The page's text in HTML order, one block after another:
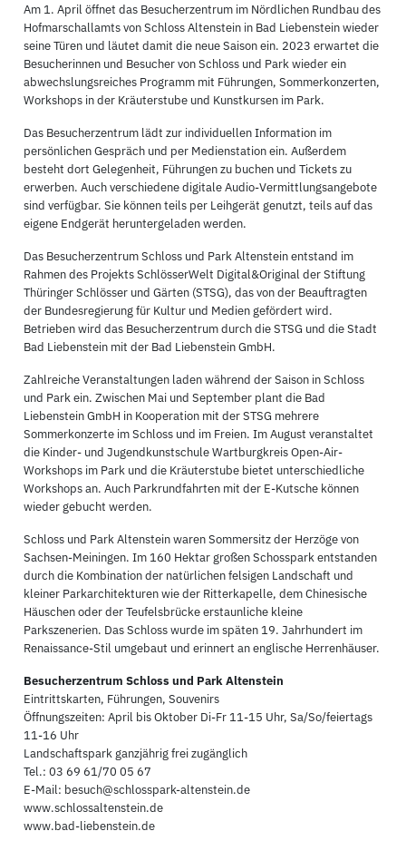
Am 1. April öffnet das Besucherzentrum im Nördlichen Rundbau des
Hofmarschallamts von Schloss Altenstein in Bad Liebenstein wieder
seine Türen und läutet damit die neue Saison ein. 2023 erwartet die
Besucherinnen und Besucher von Schloss und Park wieder ein
abwechslungsreiches Programm mit Führungen, Sommerkonzerten,
Workshops in der Kräuterstube und Kunstkursen im Park.
Das Besucherzentrum lädt zur individuellen Information im
persönlichen Gespräch und per Medienstation ein. Außerdem
besteht dort Gelegenheit, Führungen zu buchen und Tickets zu
erwerben. Auch verschiedene digitale Audio-Vermittlungsangebote
sind verfügbar. Sie können teils per Leihgerät genutzt, teils auf das
eigene Endgerät heruntergeladen werden.
Das Besucherzentrum Schloss und Park Altenstein entstand im
Rahmen des Projekts SchlösserWelt Digital&Original der Stiftung
Thüringer Schlösser und Gärten (STSG), das von der Beauftragten
der Bundesregierung für Kultur und Medien gefördert wird.
Betrieben wird das Besucherzentrum durch die STSG und die Stadt
Bad Liebenstein mit der Bad Liebenstein GmbH.
Zahlreiche Veranstaltungen laden während der Saison in Schloss
und Park ein. Zwischen Mai und September plant die Bad
Liebenstein GmbH in Kooperation mit der STSG mehrere
Sommerkonzerte im Schloss und im Freien. Im August veranstaltet
die Kinder- und Jugendkunstschule Wartburgkreis Open-Air-
Workshops im Park und die Kräuterstube bietet unterschiedliche
Workshops an. Auch Parkrundfahrten mit der E-Kutsche können
wieder gebucht werden.
Schloss und Park Altenstein waren Sommersitz der Herzöge von
Sachsen-Meiningen. Im 160 Hektar großen Schosspark entstanden
durch die Kombination der natürlichen felsigen Landschaft und
kleiner Parkarchitekturen wie der Ritterkapelle, dem Chinesische
Häuschen oder der Teufelsbrücke erstaunliche kleine
Parkszenerien. Das Schloss wurde im späten 19. Jahrhundert im
Renaissance-Stil umgebaut und erinnert an englische Herrenhäuser.
Besucherzentrum Schloss und Park Altenstein
Eintrittskarten, Führungen, Souvenirs
Öffnungszeiten: April bis Oktober Di-Fr 11-15 Uhr, Sa/So/feiertags
11-16 Uhr
Landschaftspark ganzjährig frei zugänglich
Tel.: 03 69 61/70 05 67
E-Mail: besuch@schlosspark-altenstein.de
www.schlossaltenstein.de
www.bad-liebenstein.de